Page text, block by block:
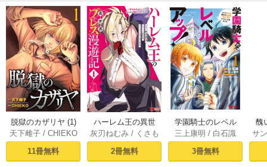
脱獄のカザリヤ (1)
天下雌子/ CHIEKO
11冊無料
ハーレム王の異世
界プレス漫遊記 ～
最強無双のおじさ
んはあらゆる種族
灰刃ねむみ / くさも
2冊無料
学園騎士のレベル
アップ！レベル100
0超えの転生者、落
ちこぼれクラスに
三上康明 / 白石識
3冊無料
醜
同
サ